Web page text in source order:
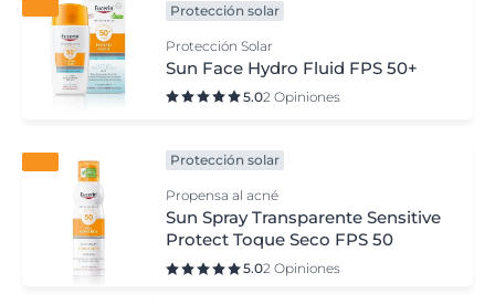
Protección solar
Protección Solar
Sun Face Hydro Fluid FPS 50+
5.02 Opiniones
Protección solar
Propensa al acné
Sun Spray Transparente Sensitive
Protect Toque Seco FPS 50
5.02 Opiniones